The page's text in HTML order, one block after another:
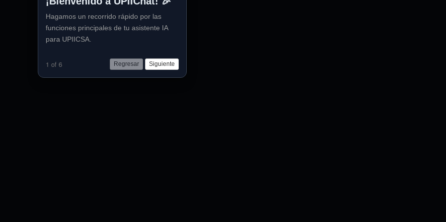
Hagamos un recorrido rápido por las
funciones principales de tu asistente IA
para UPIICSA.
1 of 6 Regresar Siguiente